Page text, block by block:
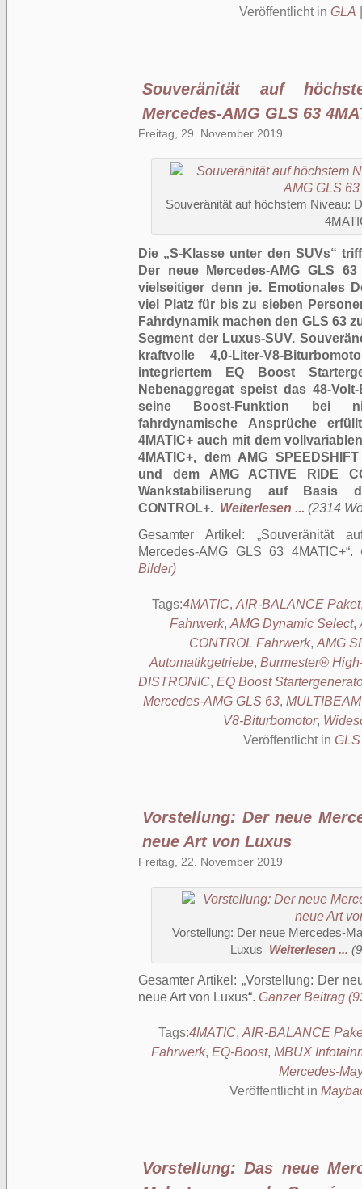
Veröffentlicht in GLA
Souveränität auf
Mercedes-AMG GLS 63
Freitag, 29. November 2019
Souveränität auf höchstem Niveau:
Die „S-Klasse unter den SUVs“
Der neue Mercedes-AMG GLS
vielseitiger denn je. Emotionales
viel Platz für bis zu sieben
Fahrdynamik machen den GLS 63
Segment der Luxus-SUV.
kraftvolle 4,0-Liter-V8-
integriertem EQ Boost
Nebenaggregat speist das 48-
seine Boost-Funktion bei
fahrdynamische Ansprüche
4MATIC+ auch mit dem
4MATIC+, dem AMG
und dem AMG ACTIVE RIDE
Wankstabiliserung auf Basis
CONTROL+. Weiterlesen ... (2314
Gesamter Artikel:
Souveränität
Mercedes-AMG GLS 63 4MATIC+ .
Bilder)
Tags:4MATIC, AIR-BALANCE Paket
Fahrwerk, AMG Dynamic Select,
CONTROL Fahrwerk, AMG
Automatikgetriebe, Burmester®
DISTRONIC, EQ Boost
Mercedes-AMG GLS 63,
V8-Biturbomotor,
Veröffentlicht in GLS
Vorstellung: Der neue
neue Art von Luxus
Freitag, 22. November 2019
Vorstellung: Der neue Mercedes-
Luxus
Weiterlesen ...
Gesamter Artikel:
Vorstellung: Der
neue Art von Luxus . Ganzer Beitrag
Tags:4MATIC, AIR-BALANCE
Fahrwerk, EQ-Boost, MBUX
Mercedes-
Veröffentlicht in
Vorstellung: Das neue